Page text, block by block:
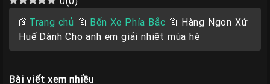
🛐 Trang chủ 🛐 Bến Xe Phía Bắc 🛐 Hàng Ngon Xứ
Huế Dành Cho anh em giải nhiệt mùa hè
Bài viết xem nhiều